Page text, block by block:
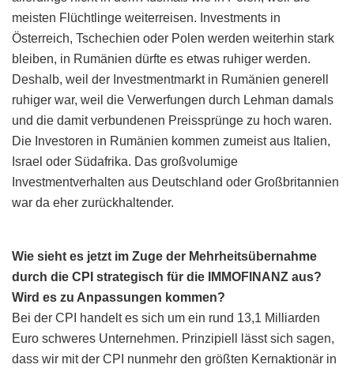
meisten Flüchtlinge weiterreisen. Investments in
Österreich, Tschechien oder Polen werden weiterhin stark
bleiben, in Rumänien dürfte es etwas ruhiger werden.
Deshalb, weil der Investmentmarkt in Rumänien generell
ruhiger war, weil die Verwerfungen durch Lehman damals
und die damit verbundenen Preissprünge zu hoch waren.
Die Investoren in Rumänien kommen zumeist aus Italien,
Israel oder Südafrika. Das großvolumige
Investmentverhalten aus Deutschland oder Großbritannien
war da eher zurückhaltender.
Wie sieht es jetzt im Zuge der Mehrheitsübernahme
durch die CPI strategisch für die IMMOFINANZ aus?
Wird es zu Anpassungen kommen?
Bei der CPI handelt es sich um ein rund 13,1 Milliarden
Euro schweres Unternehmen. Prinzipiell lässt sich sagen,
dass wir mit der CPI nunmehr den größten Kernaktionär in